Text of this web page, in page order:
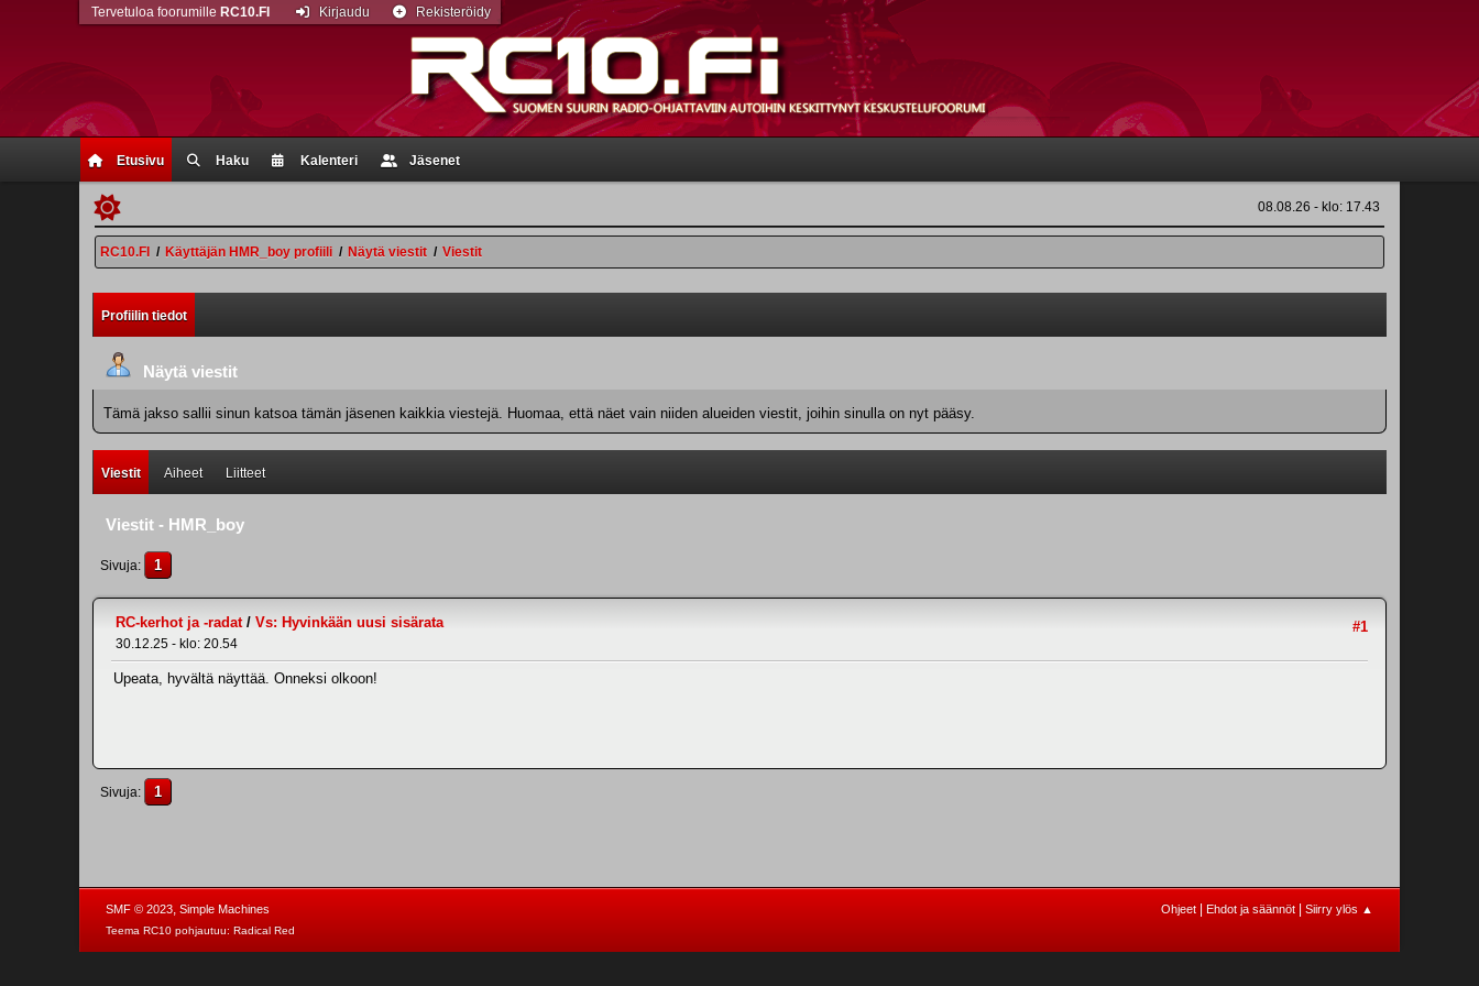
Etusivu Haku Kalenteri Jäsenet
Tervetuloa foorumille RC10.FI Kirjaudu Rekisteröidy
08.08.26 - klo: 17.43
RC10.FI / Käyttäjän HMR_boy profiili / Näytä viestit / Viestit
Profiilin tiedot
Näytä viestit
Tämä jakso sallii sinun katsoa tämän jäsenen kaikkia viestejä. Huomaa, että näet vain niiden alueiden viestit, joihin sinulla on nyt pääsy.
Viestit Aiheet Liitteet
Viestit - HMR_boy
Sivuja 1
#1
RC-kerhot ja -radat/ Vs: Hyvinkään uusi sisärata
30.12.25 - klo: 20.54
Upeata, hyvältä näyttää. Onneksi olkoon!
Sivuja 1
Ohjeet Ehdot ja säännöt Siirry ylös ▲
SMF © 2023, Simple Machines
Teema RC10 pohjautuu: Radical Red